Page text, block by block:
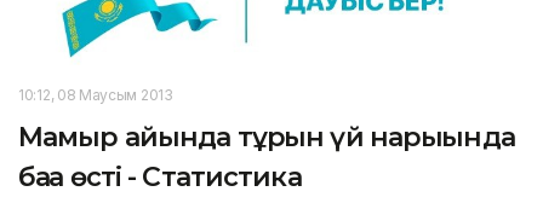
10:12, 08 Маусым 2013
Мамыр айында тұрғын үй нарығында
баға өсті - Статистика